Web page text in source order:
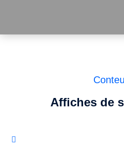
Affiches de